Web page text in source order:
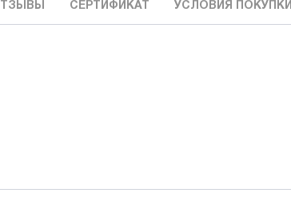
СЕРТИФИКАТ УСЛОВИЯ ПОКУПКИ